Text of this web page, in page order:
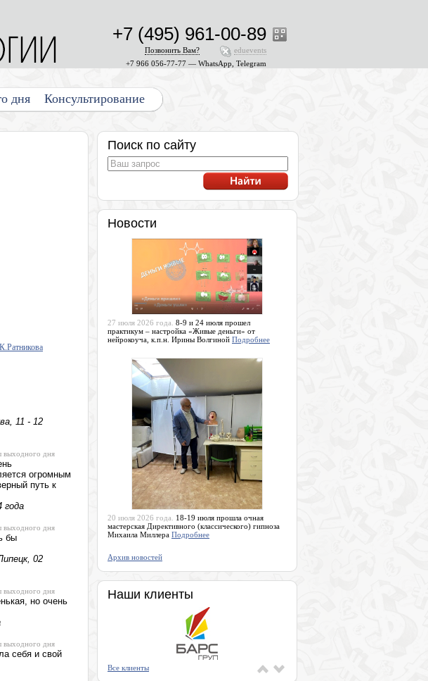
дня Консультирование
+7 966 056-77-77 — WhatsApp, Telegram
eduevents
Позвонить Вам?
+7 (495) 961-00-89
11 - 12
выходного дня
огромным
путь к
года
выходного дня
бы
02
выходного дня
но очень
выходного дня
себя и свой
Поиск по сайту
Новости
27 июля 2026 года. 8-9 и 24 июля прошел
практикум – настройка «Живые деньги» от
нейрокоуча, к.п.н. Ирины Волгиной Подробнее
20 июля 2026 года.
18-19 июля прошла очная
мастерская Директивного (классического) гипноза
Михаила Миллера Подробнее
Архив новостей
Наши клиенты
Все клиенты